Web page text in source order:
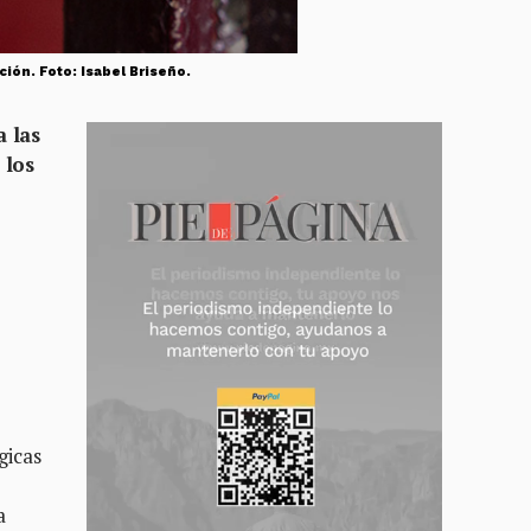
Foto: Isabel Briseño.
las
los